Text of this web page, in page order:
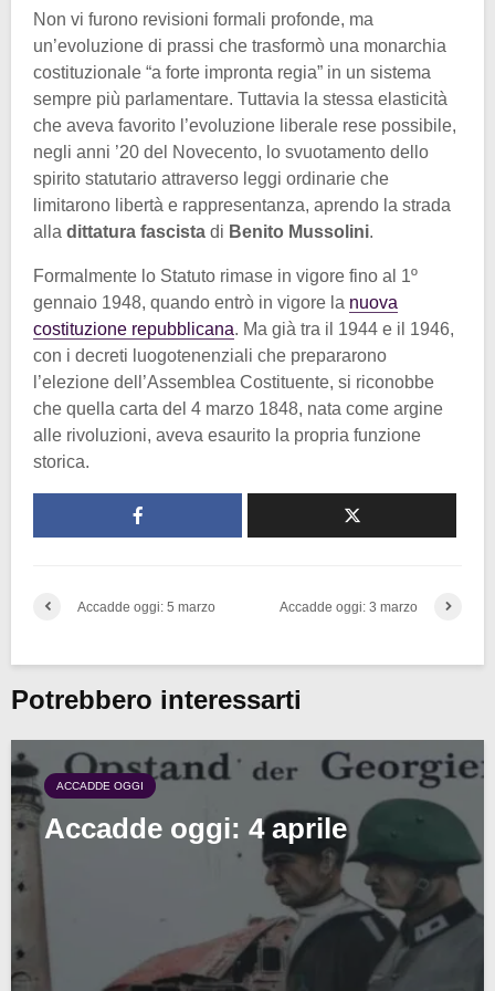
Non vi furono revisioni formali profonde, ma
un’evoluzione di prassi che trasformò una monarchia
costituzionale “a forte impronta regia” in un sistema
sempre più parlamentare. Tuttavia la stessa elasticità
che aveva favorito l’evoluzione liberale rese possibile,
negli anni ’20 del Novecento, lo svuotamento dello
spirito statutario attraverso leggi ordinarie che
limitarono libertà e rappresentanza, aprendo la strada
alla dittatura fascista di Benito Mussolini.
Formalmente lo Statuto rimase in vigore fino al 1º
gennaio 1948, quando entrò in vigore la nuova
costituzione repubblicana. Ma già tra il 1944 e il 1946,
con i decreti luogotenenziali che prepararono
l’elezione dell’Assemblea Costituente, si riconobbe
che quella carta del 4 marzo 1848, nata come argine
alle rivoluzioni, aveva esaurito la propria funzione
storica.
Accadde oggi: 5 marzo Accadde oggi: 3 marzo
Potrebbero interessarti
ACCADDE OGGI
Accadde oggi: 4 aprile